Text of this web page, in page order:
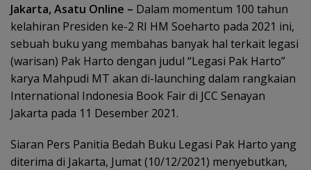
Jakarta, Asatu Online – Dalam momentum 100 tahun
kelahiran Presiden ke-2 RI HM Soeharto pada 2021 ini,
sebuah buku yang membahas banyak hal terkait legasi
(warisan) Pak Harto dengan judul “Legasi Pak Harto”
karya Mahpudi MT akan di-launching dalam rangkaian
International Indonesia Book Fair di JCC Senayan
Jakarta pada 11 Desember 2021.
Siaran Pers Panitia Bedah Buku Legasi Pak Harto yang
diterima di Jakarta, Jumat (10/12/2021) menyebutkan,